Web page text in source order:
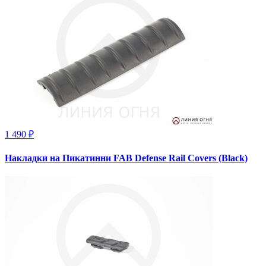
1 490 ₽
Накладки на Пикатинни FAB Defense Rail Covers (Black)